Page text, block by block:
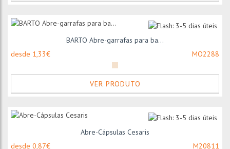
BARTO Abre-garrafas para ba...
desde 1,33€
MO2288
VER PRODUTO
Abre-Cápsulas Cesaris
desde 0,87€
M20811